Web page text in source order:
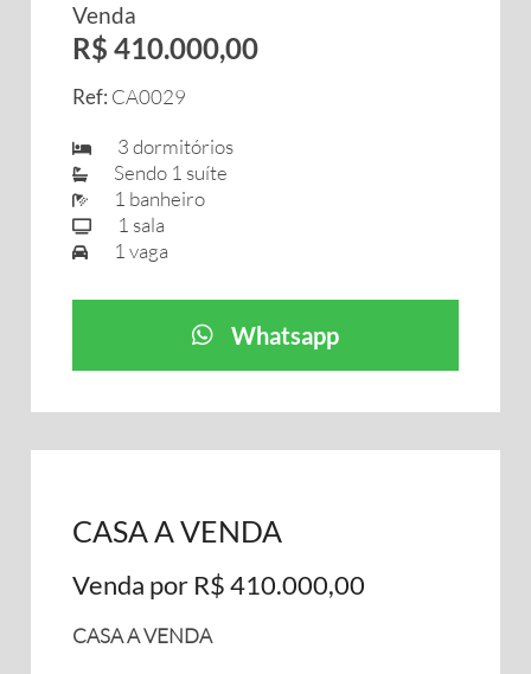
Venda
R$ 410.000,00
Ref: CA0029
3 dormitórios
Sendo 1 suíte
1 banheiro
1 sala
1 vaga
Whatsapp
CASA A VENDA
Venda por R$ 410.000,00
CASA A VENDA